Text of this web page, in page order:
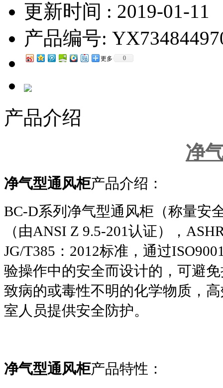
更新时间 : 2019-01-11
产品编号:
更多 0
产品介绍
净
净气型通风柜产品介绍 ：
BC-D系列 净气型通风柜 （称量安
（由ANSI Z 9.5-201认证），
JG/T385：2012标准，通过
验操作中的安全而设计的，可避
致病的或毒性不明的化学物质，
室人员提供安全防护。
净气型通风柜产品特性：